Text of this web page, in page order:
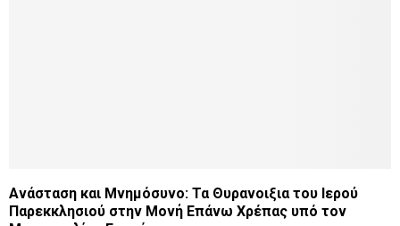
Ανάσταση και Μνημόσυνο: Τα Θυρανοιξια του Ιερού
Παρεκκλησιού στην Μονή Επάνω Χρέπας υπό τον